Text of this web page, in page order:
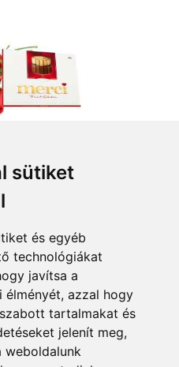
sütiket
és egyéb
technológiákat
javítsa a
élményét, azzal hogy
tartalmakat és
jelenít meg,
weboldalunk
Ft-tól
módok